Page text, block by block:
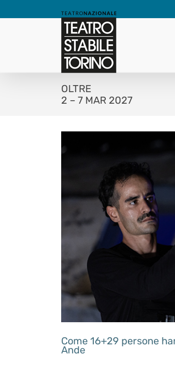
OLTRE
2 – 7 MAR 2027
Come 16+29 persone
Ande